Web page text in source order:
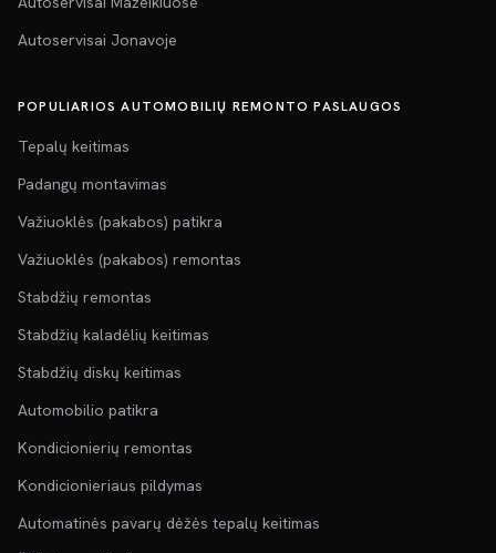
Autoservisai Jonavoje
POPULIARIOS AUTOMOBILIŲ REMONTO PASLAUGOS
Tepalų keitimas
Padangų montavimas
Važiuoklės (pakabos) patikra
Važiuoklės (pakabos) remontas
Stabdžių remontas
Stabdžių kaladėlių keitimas
Stabdžių diskų keitimas
Automobilio patikra
Kondicionierių remontas
Kondicionieriaus pildymas
Automatinės pavarų dėžės tepalų keitimas